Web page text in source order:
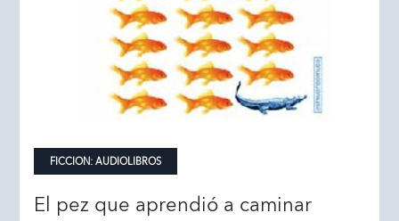
FICCION:AUDIOLIBROS
El pez que aprendió a caminar